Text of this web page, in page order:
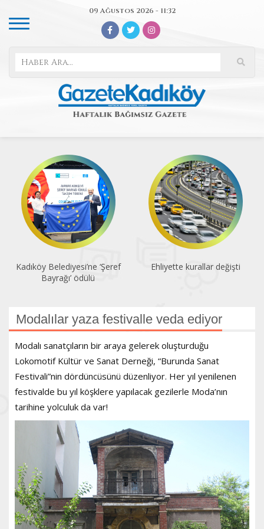
09 Ağustos 2026 - 11:32
Kadıköy Belediyesi’ne ‘Şeref
Bayrağı’ ödülü
Ehliyette kurallar değişti
Modalılar yaza festivalle veda ediyor
Modalı sanatçıların bir araya gelerek oluşturduğu
Lokomotif Kültür ve Sanat Derneği, “Burunda Sanat
Festivali”nin dördüncüsünü düzenliyor. Her yıl yenilenen
festivalde bu yıl köşklere yapılacak gezilerle Moda’nın
tarihine yolculuk da var!